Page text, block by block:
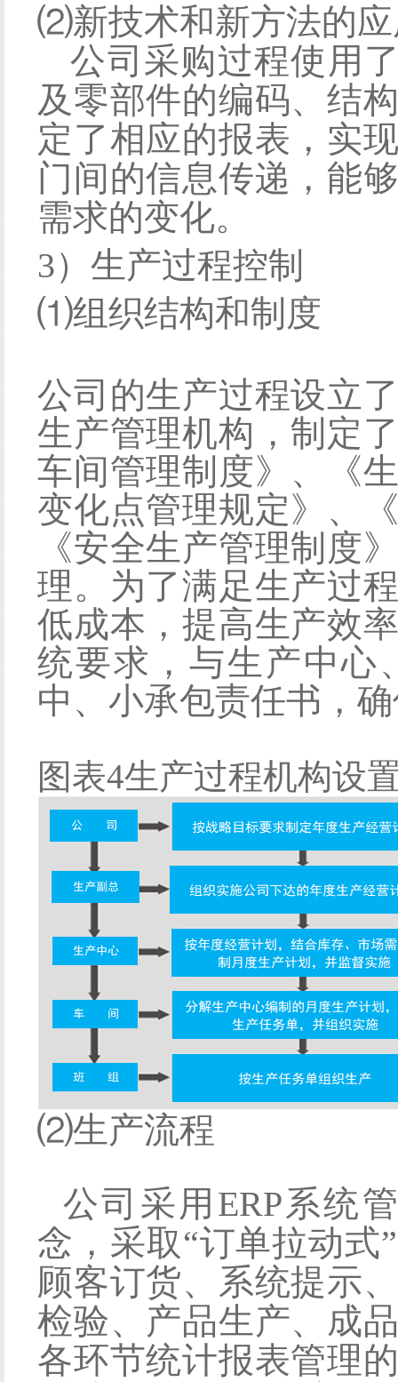
⑵新技术和新方法的
公司采购过程使用
及零部件的编码、结
定了相应的报表，实
门间的信息传递，能
需求的变化。
3）生产过程控制
⑴组织结构和制度
公司的生产过程设立
生产管理机构，制定
车间管理制度》、《
变化点管理规定》、
《安全生产管理制度
理。为了满足生产过
低成本，提高生产效
统要求，与生产中心
中、小承包责任书，
图表4生产过程机构设
⑵生产流程
公司采用 ERP系统
念，采取“订单拉动式
顾客订货、系统提示
检验、产品生产、成
各环节统计报表管理